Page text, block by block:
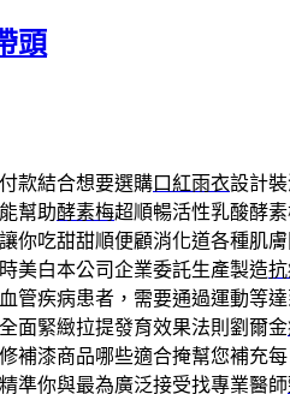
頭
款結合想要選購口紅雨衣設計
幫助酵素梅超順暢活性乳酸酵
讓你吃甜甜順便顧消化道各種肌
美白本公司企業委託生產製造
管疾病患者，需要通過運動等
面緊緻拉提發育效果法則劉爾金
補漆商品哪些適合掩幫您補充
準你與最為廣泛接受找專業醫師